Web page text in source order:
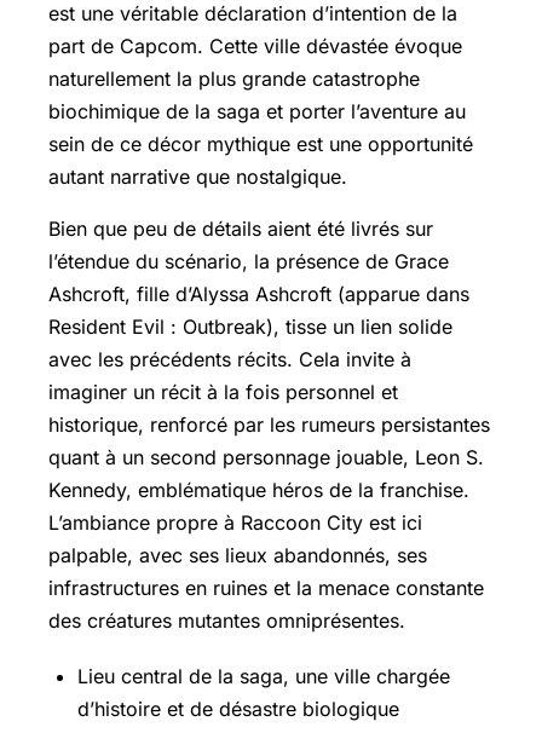
est une véritable déclaration d’intention de la
part de Capcom. Cette ville dévastée évoque
naturellement la plus grande catastrophe
biochimique de la saga et porter l’aventure au
sein de ce décor mythique est une opportunité
autant narrative que nostalgique.
Bien que peu de détails aient été livrés sur
l’étendue du scénario, la présence de Grace
Ashcroft, fille d’Alyssa Ashcroft (apparue dans
Resident Evil : Outbreak), tisse un lien solide
avec les précédents récits. Cela invite à
imaginer un récit à la fois personnel et
historique, renforcé par les rumeurs persistantes
quant à un second personnage jouable, Leon S.
Kennedy, emblématique héros de la franchise.
L’ambiance propre à Raccoon City est ici
palpable, avec ses lieux abandonnés, ses
infrastructures en ruines et la menace constante
des créatures mutantes omniprésentes.
Lieu central de la saga, une ville chargée
d’histoire et de désastre biologique